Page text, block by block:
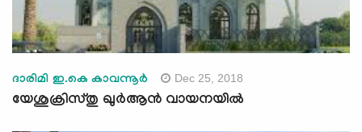
ദാരിമി ഇ.കെ കാവന്നൂര്‍ Dec 25, 2018
യേശുക്രിസ്തു ഖുര്‍ആന്‍ വായനയില്‍